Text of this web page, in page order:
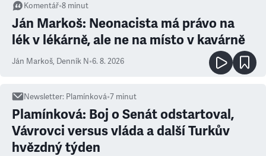
Komentář•8 minut
Ján Markoš: Neonacista má právo na
lék v lékárně, ale ne na místo v kavárně
Ján Markoš, Denník N•6. 8. 2026
Newsletter: Plamínková•7 minut
Plamínková: Boj o Senát odstartoval,
Vávrovci versus vláda a další Turkův
hvězdný týden